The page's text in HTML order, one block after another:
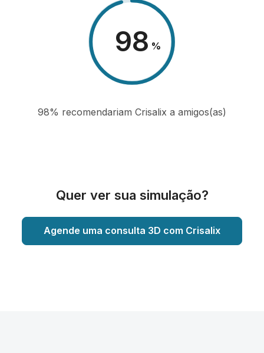
98 %
98% recomendariam Crisalix a amigos(as)
Quer ver sua simulação?
Agende uma consulta 3D com Crisalix